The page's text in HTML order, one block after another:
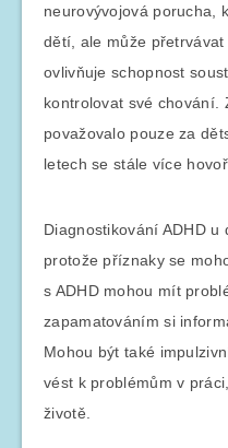
neurovývojová porucha,
dětí, ale může
ovlivňuje schopnost
kontrolovat své chování.
považovalo pouze za
letech se stále více
Diagnostikování ADHD u
protože příznaky se
s ADHD mohou mít
zapamatováním si
Mohou být také
vést k problémům v
životě.